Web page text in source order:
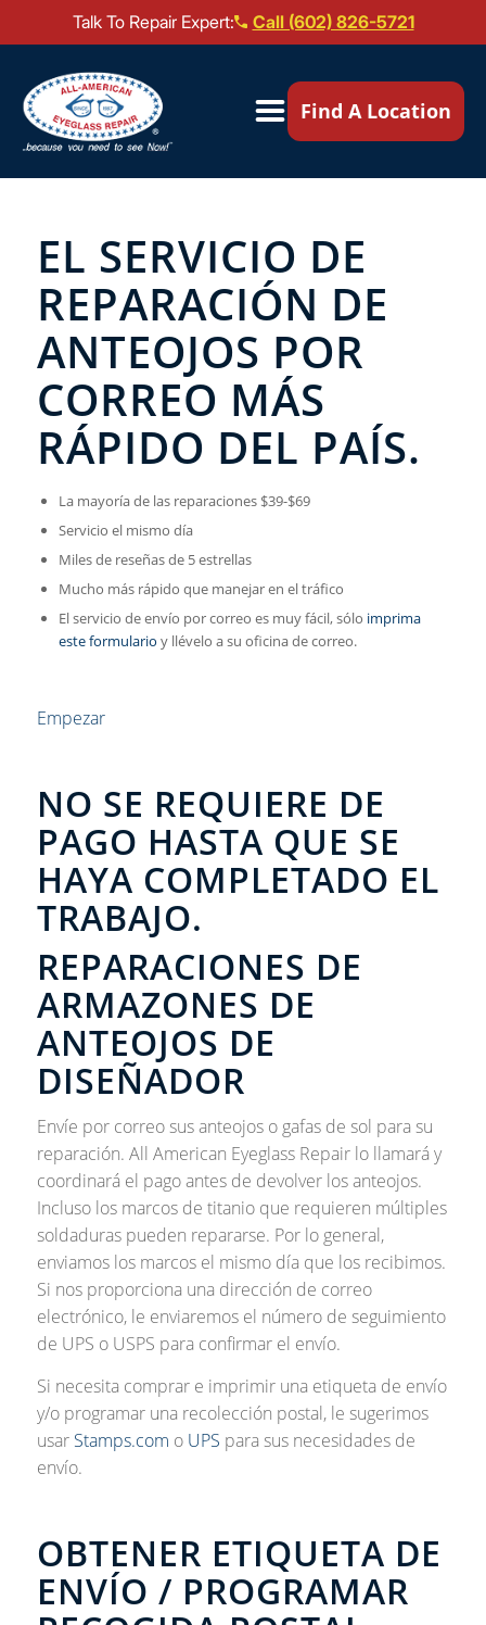
Talk To Repair Expert:
Call (602) 826-5721
Our Locations ▼
Mail-In Repair
Brands We Service ▼
Find A Location
EL SERVICIO DE
REPARACIÓN DE
ANTEOJOS POR
CORREO MÁS
RÁPIDO DEL PAÍS.
La mayoría de las reparaciones $39-$69
Servicio el mismo día
Miles de reseñas de 5 estrellas
Mucho más rápido que manejar en el tráfico
El servicio de envío por correo es muy fácil, sólo imprima
este formulario y llévelo a su oficina de correo.
Empezar
NO SE REQUIERE DE
PAGO HASTA QUE SE
HAYA COMPLETADO EL
TRABAJO.
REPARACIONES DE
ARMAZONES DE
ANTEOJOS DE
DISEÑADOR
Envíe por correo sus anteojos o gafas de sol para su
reparación. All American Eyeglass Repair lo llamará y
coordinará el pago antes de devolver los anteojos.
Incluso los marcos de titanio que requieren múltiples
soldaduras pueden repararse. Por lo general,
enviamos los marcos el mismo día que los recibimos.
Si nos proporciona una dirección de correo
electrónico, le enviaremos el número de seguimiento
de UPS o USPS para confirmar el envío.
Si necesita comprar e imprimir una etiqueta de envío
y/o programar una recolección postal, le sugerimos
usar Stamps.com o UPS para sus necesidades de
envío.
OBTENER ETIQUETA DE
ENVÍO / PROGRAMAR